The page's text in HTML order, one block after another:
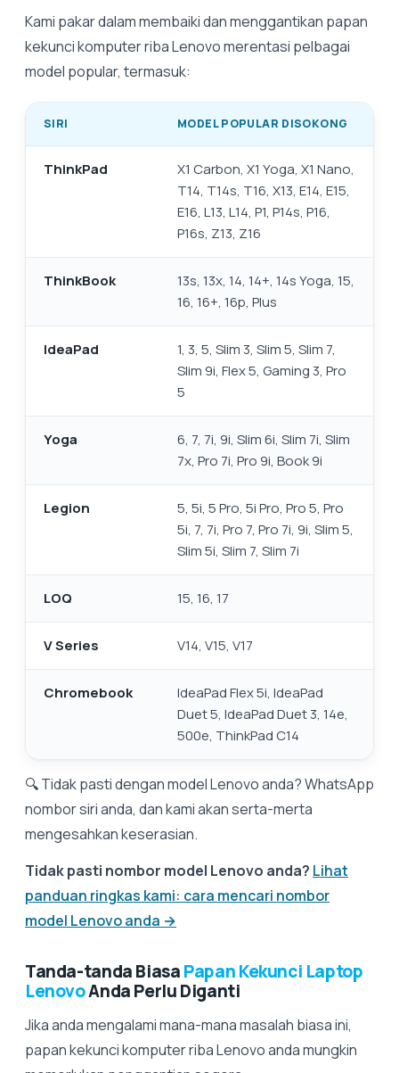
Kami pakar dalam membaiki dan menggantikan papan
kekunci komputer riba Lenovo merentasi pelbagai
model popular, termasuk:
SIRI MODEL POPULAR DISOKONG
ThinkPad
X1 Carbon, X1 Yoga, X1 Nano,
T14, T14s, T16, X13, E14, E15,
E16, L13, L14, P1, P14s, P16,
P16s, Z13, Z16
ThinkBook
13s, 13x, 14, 14+, 14s Yoga, 15,
16, 16+, 16p, Plus
IdeaPad
1, 3, 5, Slim 3, Slim 5, Slim 7,
Slim 9i, Flex 5, Gaming 3, Pro
5
Yoga
6, 7, 7i, 9i, Slim 6i, Slim 7i, Slim
7x, Pro 7i, Pro 9i, Book 9i
Legion
5, 5i, 5 Pro, 5i Pro, Pro 5, Pro
5i, 7, 7i, Pro 7, Pro 7i, 9i, Slim 5,
Slim 5i, Slim 7, Slim 7i
LOQ 15, 16, 17
V Series V14, V15, V17
Chromebook
IdeaPad Flex 5i, IdeaPad
Duet 5, IdeaPad Duet 3, 14e,
500e, ThinkPad C14
🔍 Tidak pasti dengan model Lenovo anda? WhatsApp
nombor siri anda, dan kami akan serta-merta
mengesahkan keserasian.
Tidak pasti nombor model Lenovo anda? Lihat
panduan ringkas kami: cara mencari nombor
model Lenovo anda →
Tanda-tanda BiasaPapan Kekunci Laptop
LenovoAnda Perlu Diganti
Jika anda mengalami mana-mana masalah biasa ini,
papan kekunci komputer riba Lenovo anda mungkin